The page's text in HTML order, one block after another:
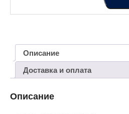
Описание
Доставка и оплата
Описание